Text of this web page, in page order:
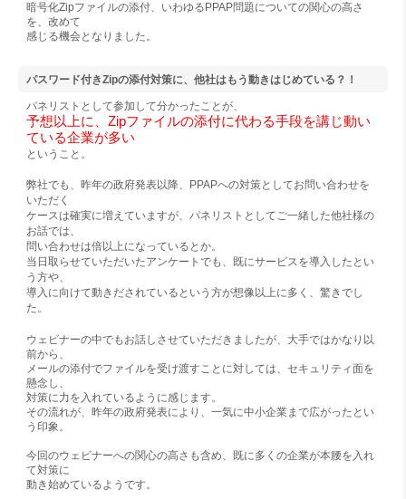
暗号化Zipファイルの添付、いわゆるPPAP問題についての関心の高さ
を、改めて
感じる機会となりました。
パスワード付きZipの添付対策に、他社はもう動きはじめている？！
パネリストとして参加して分かったことが、
予想以上に、Zipファイルの添付に代わる手段を講じ動い
ている企業が多い
ということ。
弊社でも、昨年の政府発表以降、PPAPへの対策としてお問い合わせを
いただく
ケースは確実に増えていますが、パネリストとしてご一緒した他社様の
お話では、
問い合わせは倍以上になっているとか。
当日取らせていただいたアンケートでも、既にサービスを導入したとい
う方や、
導入に向けて動きだされているという方が想像以上に多く、驚きでし
た。
ウェビナーの中でもお話しさせていただきましたが、大手ではかなり以
前から、
メールの添付でファイルを受け渡すことに対しては、セキュリティ面を
懸念し、
対策に力を入れているように感じます。
その流れが、昨年の政府発表により、一気に中小企業まで広がったとい
う印象。
今回のウェビナーへの関心の高さも含め、既に多くの企業が本腰を入れ
て対策に
動き始めているようです。